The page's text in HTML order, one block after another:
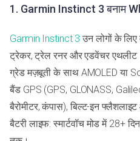
1. Garmin Instinct 3 बनाम
Garmin Instinct 3 उन लोगों के लिए
ट्रेकर, ट्रेल रनर और एडवेंचर
ग्रेड मज़बूती के साथ AMOLED या
बैंड GPS (GPS, GLONASS,
बैरोमीटर, कंपास), बिल्ट-इन
बैटरी लाइफ: स्मार्टवॉच मोड में 28+